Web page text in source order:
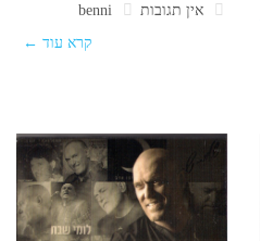
אין תגובות
benni
קרא עוד ←